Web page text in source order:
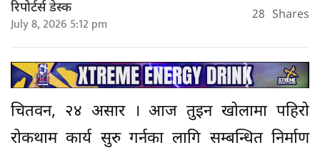
रिपोर्टर्स डेस्क
July 8, 2026 5:12 pm 28 Shares
चितवन, २४ असार । आज तुइन खोलामा पहिरो
रोकथाम कार्य सुरु गर्नका लागि सम्बन्धित निर्माण